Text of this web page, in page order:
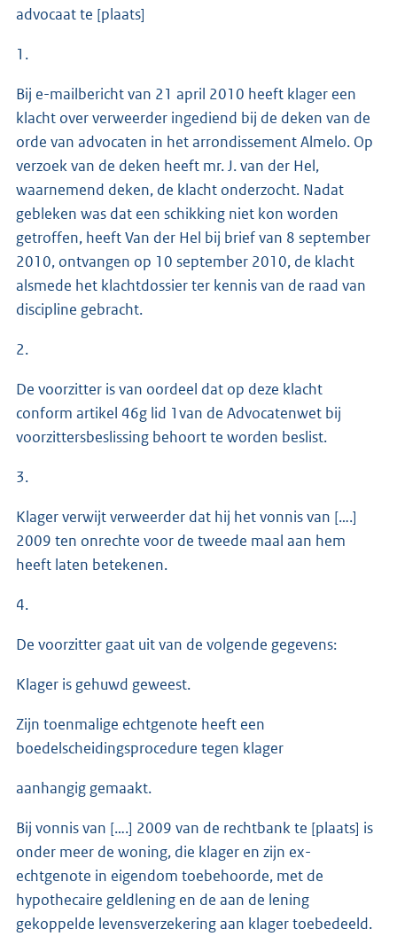
advocaat te [plaats]
1.
Bij e-mailbericht van 21 april 2010 heeft klager een
klacht over verweerder ingediend bij de deken van de
orde van advocaten in het arrondissement Almelo. Op
verzoek van de deken heeft mr. J. van der Hel,
waarnemend deken, de klacht onderzocht. Nadat
gebleken was dat een schikking niet kon worden
getroffen, heeft Van der Hel bij brief van 8 september
2010, ontvangen op 10 september 2010, de klacht
alsmede het klachtdossier ter kennis van de raad van
discipline gebracht.
2.
De voorzitter is van oordeel dat op deze klacht
conform artikel 46g lid 1van de Advocatenwet bij
voorzittersbeslissing behoort te worden beslist.
3.
Klager verwijt verweerder dat hij het vonnis van [….]
2009 ten onrechte voor de tweede maal aan hem
heeft laten betekenen.
4.
De voorzitter gaat uit van de volgende gegevens:
Klager is gehuwd geweest.
Zijn toenmalige echtgenote heeft een
boedelscheidingsprocedure tegen klager
aanhangig gemaakt.
Bij vonnis van [….] 2009 van de rechtbank te [plaats] is
onder meer de woning, die klager en zijn ex-
echtgenote in eigendom toebehoorde, met de
hypothecaire geldlening en de aan de lening
gekoppelde levensverzekering aan klager toebedeeld.